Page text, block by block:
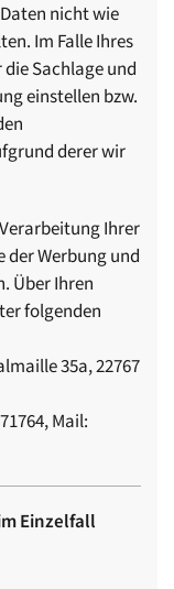
nicht wie
Im Falle Ihres
Sachlage und
einstellen bzw.
derer wir
Ihrer
der Werbung und
Über Ihren
folgenden
35a, 22767
Mail:
Einzelfall